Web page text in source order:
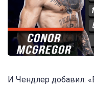
И Чендлер добавил: